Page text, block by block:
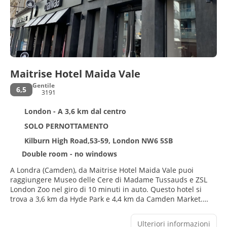
Maitrise Hotel Maida Vale
6,5
Gentile
3191
London - A 3,6 km dal centro
SOLO PERNOTTAMENTO
Kilburn High Road,53-59, London NW6 5SB
Double room - no windows
A Londra (Camden), da Maitrise Hotel Maida Vale puoi
raggiungere Museo delle Cere di Madame Tussauds e ZSL
London Zoo nel giro di 10 minuti in auto. Questo hotel si
trova a 3,6 km da Hyde Park e 4,4 km da Camden Market.
Le opportunità di svago non mancano: avrai a disposizione
Ulteriori informazioni